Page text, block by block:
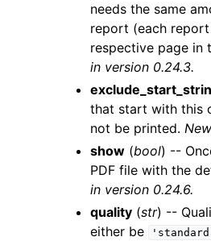
needs the same
report (each
respective page in
in version 0.24.3.
that start with this
not be printed.
show (bool) --
PDF file with the
in version 0.24.6.
quality (str) --
either be